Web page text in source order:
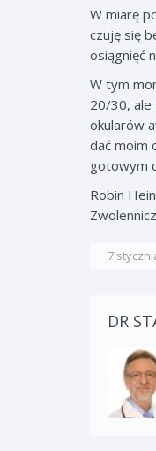
W miarę
czuję się
osiągnięć
W tym
20/30, ale
okularów
dać moim
gotowym
Robin
7
DR